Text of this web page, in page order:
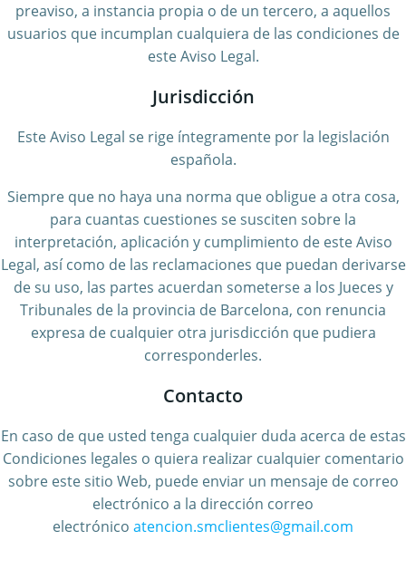
preaviso, a instancia propia o de un tercero, a aquellos
usuarios que incumplan cualquiera de las condiciones de
este Aviso Legal.
Jurisdicción
Este Aviso Legal se rige íntegramente por la legislación
española.
Siempre que no haya una norma que obligue a otra cosa,
para cuantas cuestiones se susciten sobre la
interpretación, aplicación y cumplimiento de este Aviso
Legal, así como de las reclamaciones que puedan derivarse
de su uso, las partes acuerdan someterse a los Jueces y
Tribunales de la provincia de Barcelona, con renuncia
expresa de cualquier otra jurisdicción que pudiera
corresponderles.
Contacto
En caso de que usted tenga cualquier duda acerca de estas
Condiciones legales o quiera realizar cualquier comentario
sobre este sitio Web, puede enviar un mensaje de correo
electrónico a la dirección correo
electrónico atencion.smclientes@gmail.com